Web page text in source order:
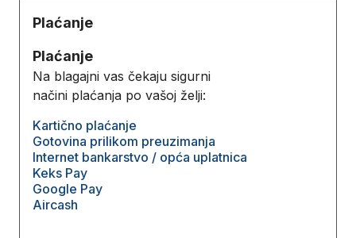
Plaćanje
Plaćanje
Na blagajni vas čekaju sigurni
načini plaćanja po vašoj želji:
Kartično plaćanje
Gotovina prilikom preuzimanja
Internet bankarstvo / opća uplatnica
Keks Pay
Google Pay
Aircash